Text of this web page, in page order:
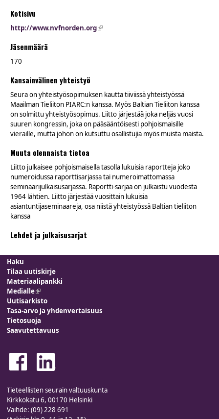
Kotisivu
http://www.nvfnorden.org(link is external)
Jäsenmäärä
170
Kansainvälinen yhteistyö
Seura on yhteistyösopimuksen kautta tiiviissä yhteistyössä
Maailman Tieliiton PIARC:n kanssa. Myös Baltian Tieliiton kanssa
on solmittu yhteistyösopimus. Liitto järjestää joka neljäs vuosi
suuren kongressin, joka on pääsääntöisesti pohjoismaisille
vieraille, mutta johon on kutsuttu osallistujia myös muista maista.
Muuta olennaista tietoa
Liitto julkaisee pohjoismaisella tasolla lukuisia raportteja joko
numeroidussa raporttisarjassa tai numeroimattomassa
seminaarijulkaisusarjassa. Raportti-sarjaa on julkaistu vuodesta
1964 lähtien. Liitto järjestää vuosittain lukuisia
asiantuntijaseminaareja, osa niistä yhteistyössä Baltian tieliiton
kanssa
Lehdet ja julkaisusarjat
Haku
Tilaa uutiskirje
Materiaalipankki
Medialle(link is external)
Uutisarkisto
Tasa-arvo ja yhdenvertaisuus
Tietosuoja
Saavutettavuus
Tieteellisten seurain valtuuskunta
Kirkkokatu 6, 00170 Helsinki
Vaihde: (09) 228 691